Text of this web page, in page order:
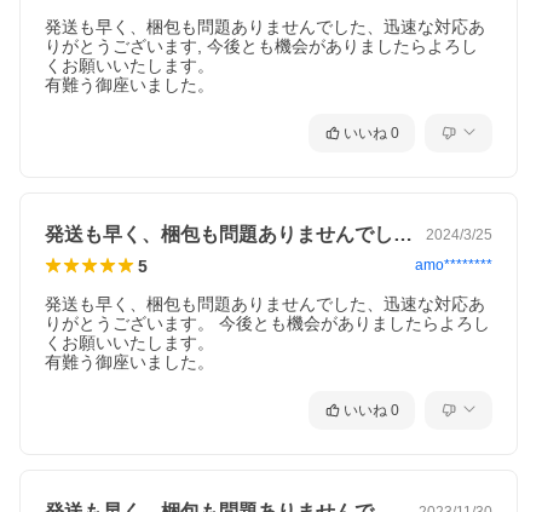
発送も早く、梱包も問題ありませんでした、迅速な対応あ
りがとうございます, 今後とも機会がありましたらよろし
くお願いいたします。
有難う御座いました。
いいね 0
発送も早く、梱包も問題ありませんでした… 2024/3/25
5 amo********
発送も早く、梱包も問題ありませんでした、迅速な対応あ
りがとうございます。 今後とも機会がありましたらよろし
くお願いいたします。
有難う御座いました。
いいね 0